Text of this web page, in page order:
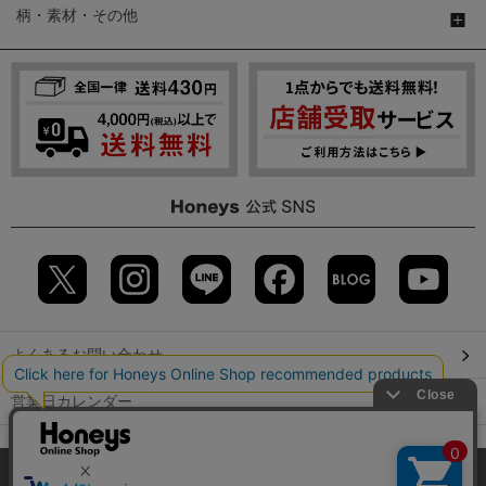
柄・素材・その他
よくあるお問い合わせ
営業日カレンダー
店舗検索
当サイトでは、サイトの利便性向上のため、クッキー(Cookie)を使